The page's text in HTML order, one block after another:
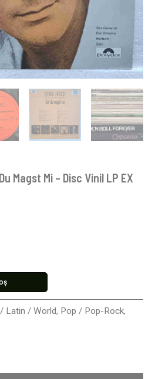
Magst Mi – Disc Vinil LP EX
Latin / World, Pop / Pop-Rock,